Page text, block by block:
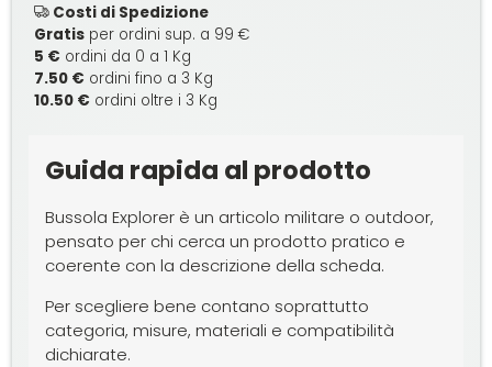
Costi di Spedizione
Gratis per ordini sup. a 99 €
5 € ordini da 0 a 1 Kg
7.50 € ordini fino a 3 Kg
10.50 € ordini oltre i 3 Kg
Guida rapida al prodotto
Bussola Explorer è un articolo militare o outdoor,
pensato per chi cerca un prodotto pratico e
coerente con la descrizione della scheda.
Per scegliere bene contano soprattutto
categoria, misure, materiali e compatibilità
dichiarate.